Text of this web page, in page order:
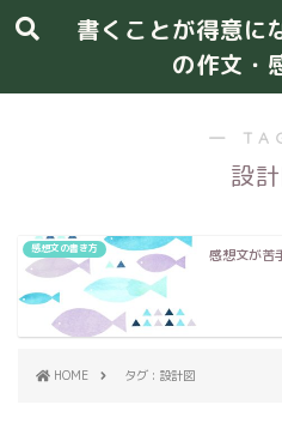
書くことが得意に
の作文・
―
設
感想文の書き方 感想文が苦
HOME タグ : 設計図